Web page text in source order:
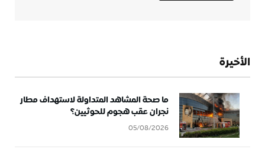
الأخيرة
ما صحة المشاهد المتداولة لاستهداف مطار
نجران عقب هجوم للحوثيين؟
05/08/2026